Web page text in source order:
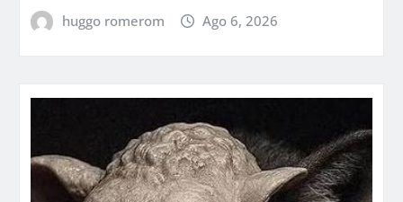
huggo romerom Ago 6, 2026